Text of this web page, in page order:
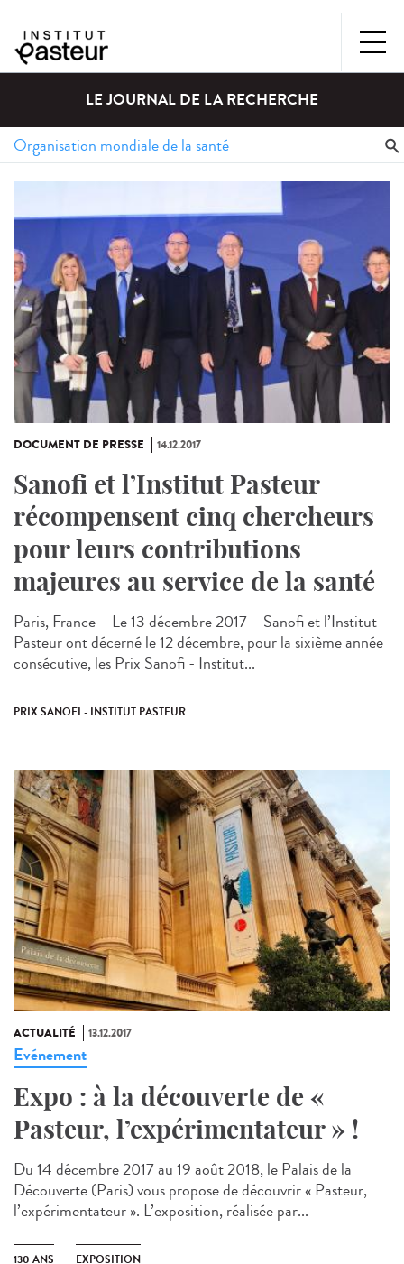
LE JOURNAL DE LA RECHERCHE
DOCUMENT DE PRESSE 14.12.2017
Sanofi et l’Institut Pasteur
récompensent cinq chercheurs
pour leurs contributions
majeures au service de la santé
Paris, France – Le 13 décembre 2017 – Sanofi et l’Institut
Pasteur ont décerné le 12 décembre, pour la sixième année
consécutive, les Prix Sanofi - Institut...
PRIX SANOFI - INSTITUT PASTEUR
ACTUALITÉ 13.12.2017
Evénement
Expo : à la découverte de «
Pasteur, l’expérimentateur » !
Du 14 décembre 2017 au 19 août 2018, le Palais de la
Découverte (Paris) vous propose de découvrir « Pasteur,
l’expérimentateur ». L’exposition, réalisée par...
130 ANS EXPOSITION